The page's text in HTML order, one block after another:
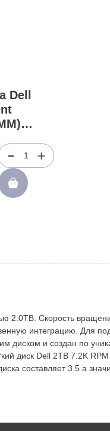
Dell
For
1
2.0TB. Скорость
интеграцию. Для
диском и создан по
диск Dell 2TB 7.2K
составляет 3.5 а